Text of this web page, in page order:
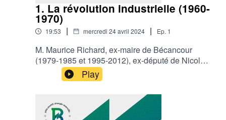
1. La révolution industrielle (1960-
1970)
19:53 | mercredi 24 avril 2024 | Ep. 1
M. Maurice Richard, ex-maire de Bécancour
(1979-1985 et 1995-2012), ex-député de Nicolet-
Yamaska (1985-1994) et ex-président-directeur-
général de la SPIPB (2012-2022) vous
transporte dans les années 1960 et 1970. Bonne
écoute!
Play